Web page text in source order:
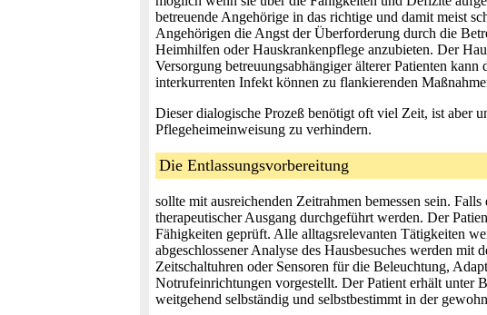
betreuende Angehörige in das richtige und damit meist
Angehörigen die Angst der Überforderung durch die
Heimhilfen oder Hauskrankenpflege anzubieten. Der
Versorgung betreuungsabhängiger älterer Patienten
interkurrenten Infekt können zu flankierenden
Dieser dialogische Prozeß benötigt oft viel Zeit, ist aber
Pflegeheimeinweisung zu verhindern.
Die Entlassungsvorbereitung
sollte mit ausreichenden Zeitrahmen bemessen sein.
therapeutischer Ausgang durchgeführt werden. Der
Fähigkeiten geprüft. Alle alltagsrelevanten Tätigkeiten
abgeschlossener Analyse des Hausbesuches werden
Zeitschaltuhren oder Sensoren für die Beleuchtung,
Notrufeinrichtungen vorgestellt. Der Patient erhält unter
weitgehend selbständig und selbstbestimmt in der